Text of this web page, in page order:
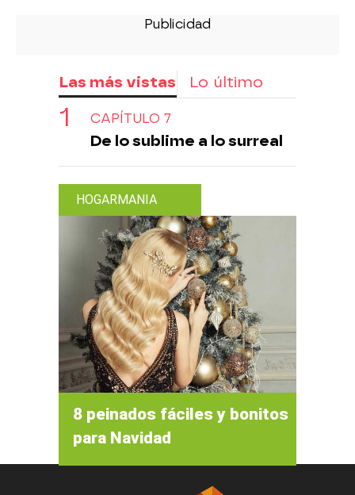
Las más vistas Lo último
CAPÍTULO 7
De lo sublime a lo surreal
HOGARMANIA
8 peinados fáciles y bonitos
para Navidad